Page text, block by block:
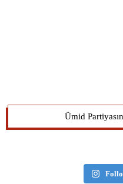
Ümid